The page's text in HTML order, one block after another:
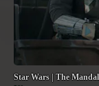
Star Wars | The